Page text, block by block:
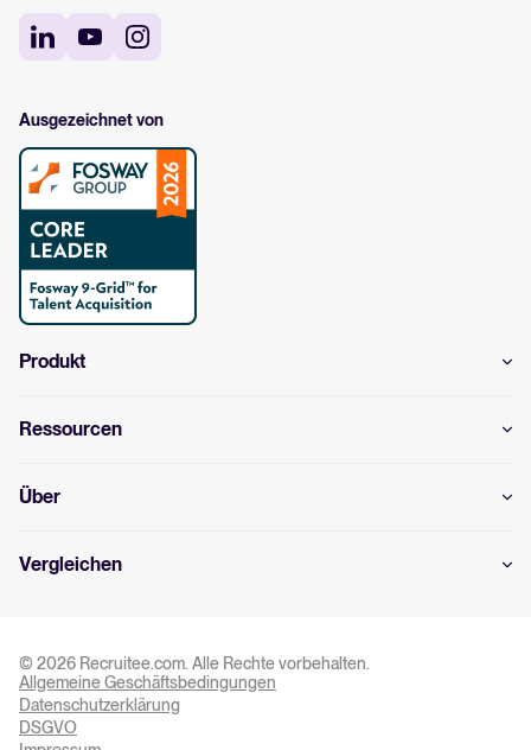
Ausgezeichnet von
Produkt
Ressourcen
Über
Cookie-Einstellungen
Vergleichen
© 2026 Recruitee.com. Alle Rechte vorbehalten.
Allgemeine Geschäftsbedingungen
Datenschutzerklärung
DSGVO